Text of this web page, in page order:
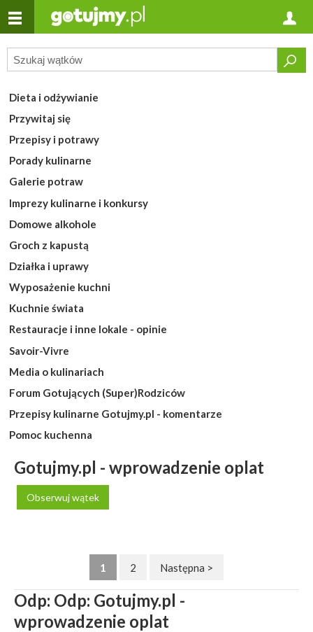
Dieta i odżywianie
Przywitaj się
Przepisy i potrawy
Porady kulinarne
Galerie potraw
Imprezy kulinarne i konkursy
Domowe alkohole
Groch z kapustą
Działka i uprawy
Wyposażenie kuchni
Kuchnie świata
Restauracje i inne lokale - opinie
Savoir-Vivre
Media o kulinariach
Forum Gotujących (Super)Rodziców
Przepisy kulinarne Gotujmy.pl - komentarze
Pomoc kuchenna
Gotujmy.pl - wprowadzenie oplat
Obserwuj wątek
1 2 Następna >
Odp: Odp: Gotujmy.pl -
wprowadzenie oplat